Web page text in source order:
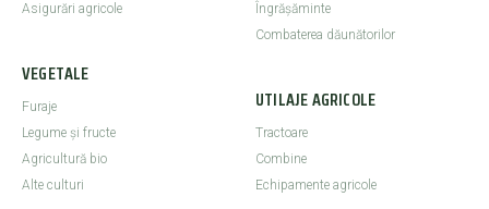
Asigurări agricole
VEGETALE
Furaje
Legume şi fructe
Agricultură bio
Alte culturi
Îngrășăminte
Combaterea dăunătorilor
UTILAJE AGRICOLE
Tractoare
Combine
Echipamente agricole